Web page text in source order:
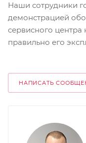
Наши сотрудники
демонстрацией
сервисного центра
правильно его
НАПИСАТЬ